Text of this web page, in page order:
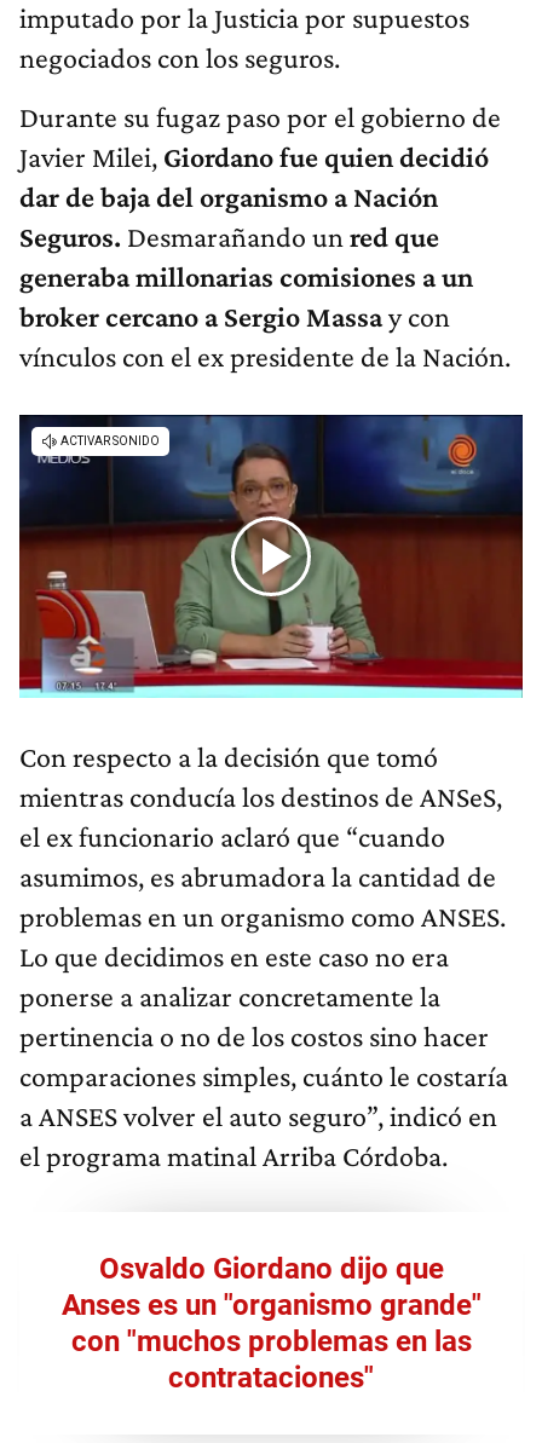
imputado por la Justicia por supuestos
negociados con los seguros.
Durante su fugaz paso por el gobierno de
Javier Milei, Giordano fue quien decidió
dar de baja del organismo a Nación
Seguros. Desmarañando un red que
generaba millonarias comisiones a un
broker cercano a Sergio Massay con
vínculos con el ex presidente de la Nación.
Con respecto a la decisión que tomó
mientras conducía los destinos de ANSeS,
el ex funcionario aclaró que “cuando
asumimos, es abrumadora la cantidad de
problemas en un organismo como ANSES.
Lo que decidimos en este caso no era
ponerse a analizar concretamente la
pertinencia o no de los costos sino hacer
comparaciones simples, cuánto le costaría
a ANSES volver el auto seguro”, indicó en
el programa matinal Arriba Córdoba.
Osvaldo Giordano dijo que
Anses es un "organismo grande"
con "muchos problemas en las
contrataciones"